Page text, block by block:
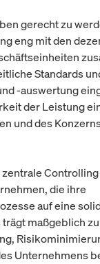
gerecht zu
eng mit den
Standards
-auswertung
der Leistung
und des
zentrale
die ihre
auf eine
maßgeblich
Unternehmens